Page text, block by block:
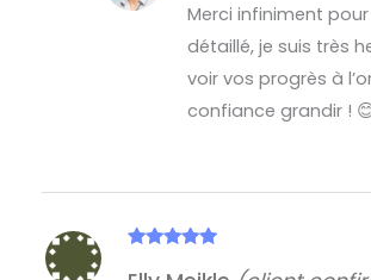
Merci infiniment
détaillé, je suis très
voir vos progrès à
confiance grandir !